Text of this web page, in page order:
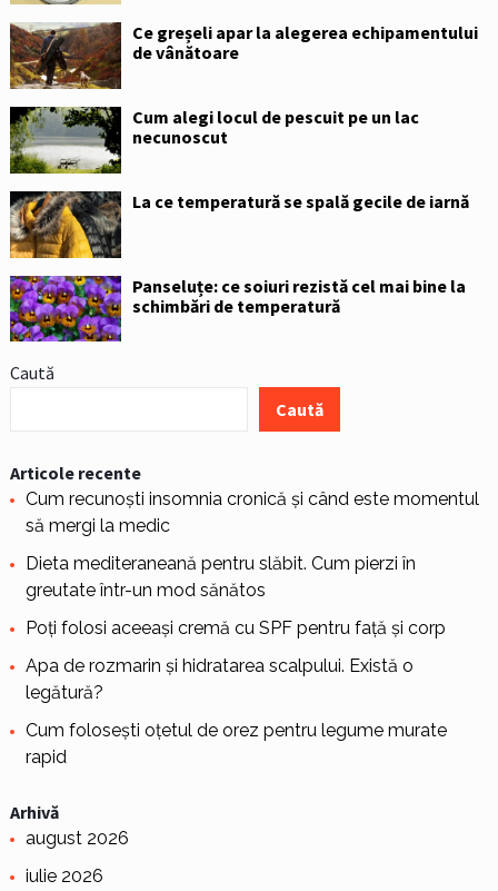
Ce greșeli apar la alegerea echipamentului
de vânătoare
Cum alegi locul de pescuit pe un lac
necunoscut
La ce temperatură se spală gecile de iarnă
Panseluțe: ce soiuri rezistă cel mai bine la
schimbări de temperatură
Caută
Caută
Articole recente
Cum recunoști insomnia cronică și când este momentul
să mergi la medic
Dieta mediteraneană pentru slăbit. Cum pierzi în
greutate într-un mod sănătos
Poți folosi aceeași cremă cu SPF pentru față și corp
Apa de rozmarin și hidratarea scalpului. Există o
legătură?
Cum folosești oțetul de orez pentru legume murate
rapid
Arhivă
august 2026
iulie 2026